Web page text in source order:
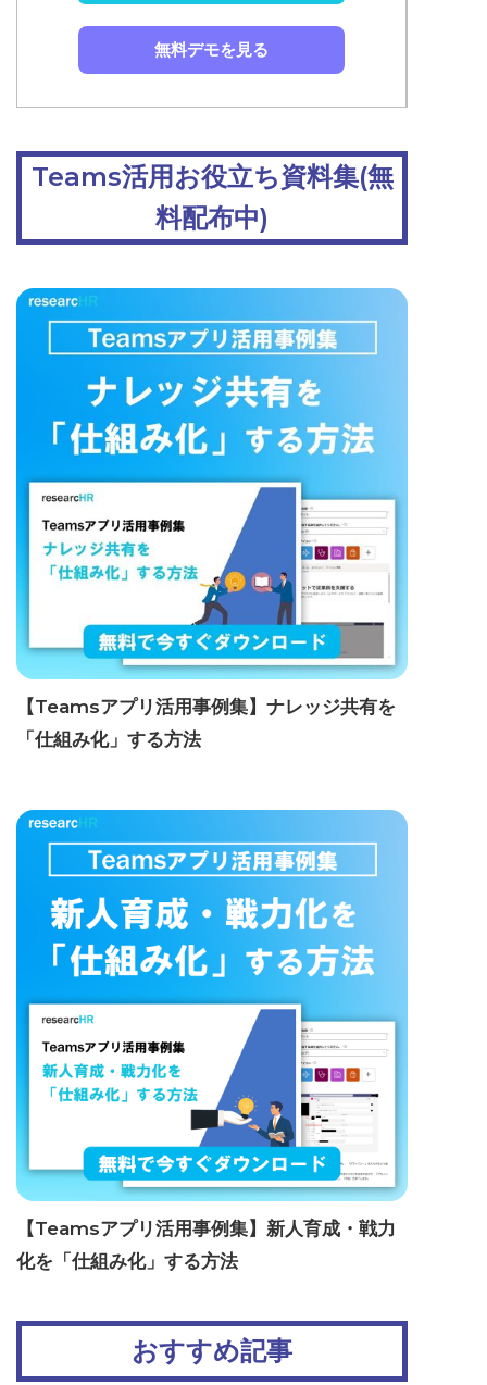
無料デモを見る
Teams活用お役立ち資料集(無
料配布中)
【Teamsアプリ活用事例集】ナレッジ共有を
「仕組み化」する方法
【Teamsアプリ活用事例集】新人育成・戦力
化を「仕組み化」する方法
おすすめ記事